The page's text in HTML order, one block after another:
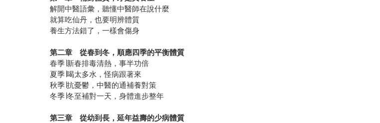
解開中醫語彙，聽懂中醫師在說什麼
就算吃仙丹，也要明辨體質
養生方法錯了，一樣會傷身
第二章 從春到冬，順應四季的平衡體質
春季∣新春排毒清熱，事半功倍
夏季∣喝太多水，怪病跟著來
秋季∣抗憂鬱，中醫的通補養對策
冬季∣冬至補對一天，身體進步整年
第三章 從幼到長，延年益壽的少病體質